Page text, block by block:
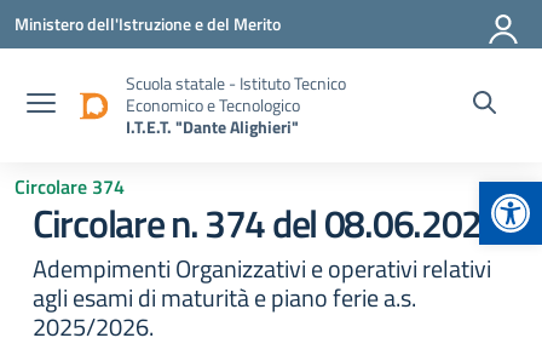
Vai ai contenuti
Vai al menu di navigazione
Vai al footer
Ministero dell'Istruzione e del Merito
Scuola statale - Istituto Tecnico
Economico e Tecnologico
I.T.E.T. "Dante Alighieri"
Circolare 374
Circolare n. 374 del 08.06.2026
Adempimenti Organizzativi e operativi relativi
agli esami di maturità e piano ferie a.s.
2025/2026.